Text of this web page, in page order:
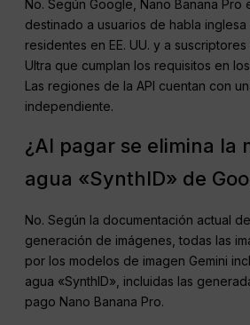
No. Según Google, Nano Banana Pro
destinado a usuarios de habla
residentes en EE. UU. y a
Ultra que cumplan los requisitos en
Las regiones de la API cuentan con
independiente.
¿Al pagar se elimina la
agua «SynthID» de
No. Según la documentación actual
generación de imágenes, todas las
por los modelos de imagen Gemini
agua «SynthID», incluidas las
pago Nano Banana Pro.